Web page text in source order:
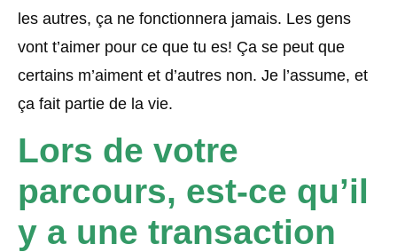
les autres, ça ne fonctionnera jamais. Les gens
vont t’aimer pour ce que tu es! Ça se peut que
certains m’aiment et d’autres non. Je l’assume, et
ça fait partie de la vie.
Lors de votre
parcours, est-ce qu’il
y a une transaction